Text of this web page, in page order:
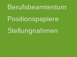
Berufsbeamtentum
Positionspapiere
Stellungnahmen